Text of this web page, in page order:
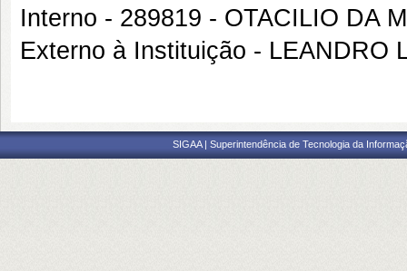
Interno - 289819 - OTACILIO DA
Externo à Instituição - LEANDRO
SIGAA | Superintendência de Tecnologia da